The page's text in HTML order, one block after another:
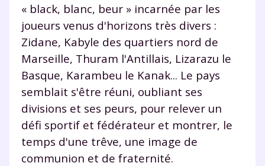
« black, blanc, beur » incarnée par les
joueurs venus d'horizons très divers :
Zidane, Kabyle des quartiers nord de
Marseille, Thuram l'Antillais, Lizarazu le
Basque, Karambeu le Kanak... Le pays
semblait s'être réuni, oubliant ses
divisions et ses peurs, pour relever un
défi sportif et fédérateur et montrer, le
temps d'une trêve, une image de
communion et de fraternité.
J’accepte de recevoir les actualités et des
communications de la part de
myMaxicours.
Votre adresse e-mail sera exclusivement utilisée pour
vous envoyer notre newsletter. Vous pourrez vous
désinscrire à tout moment, à travers le lien de
désinscription présent dans chaque newsletter. Pour
en savoir plus sur la gestion de vos données
personnelles et pour exercer vos droits, vous pouvez
consulter notre charte .